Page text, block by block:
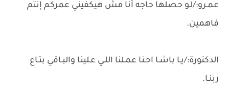
عمـرو:/لـو حصلها حاجه أنا مش هيكفيني عمركم إنتم
فاهمين.
الدكتورة:/يـا باشـا احـنا عمـلنا اللـي عـلينا والبـاقي بتـاع
ربنـا.